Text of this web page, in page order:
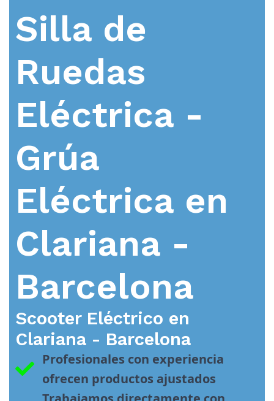
Silla de
Ruedas
Eléctrica -
Grúa
Eléctrica en
Clariana -
Barcelona
Scooter Eléctrico en
Clariana - Barcelona
Profesionales con experiencia
ofrecen productos ajustados